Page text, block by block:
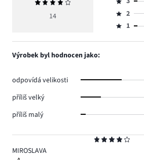
4
MIROSLAVA
Průměrné
hodnocení
14
hlasů
5.
4,
počet
hlasů
Hodnocení
3,
počet
Hodnocení
2,
2
Hodnocení
1,
1
Výrobek byl hodnocen jako:
odpovídá velikosti
příliš velký
příliš malý